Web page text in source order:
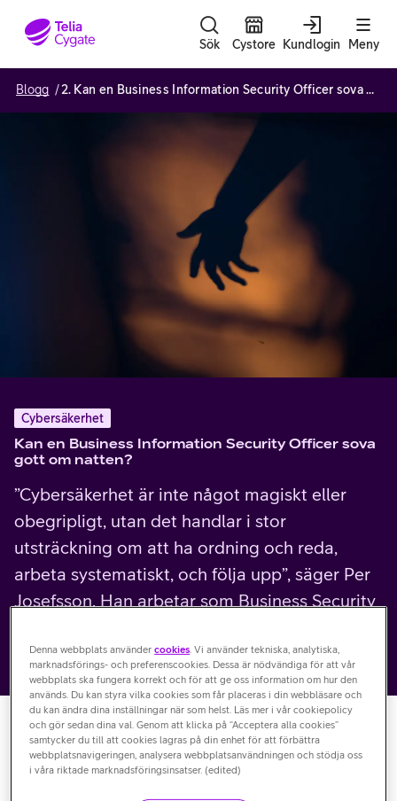
Gå till sidans innehåll
Sök Cystore Kundlogin Meny
Blogg 2. Kan en Business Information Security Officer sova gott om natten?
Cybersäkerhet
Kan en Business Information Security Officer sova
gott om natten?
”Cybersäkerhet är inte något magiskt eller
obegripligt, utan det handlar i stor
utsträckning om att ha ordning och reda,
arbeta systematiskt, och följa upp”, säger Per
Josefsson. Han arbetar som Business Security
andas säkerhet.
I en perfekt värld går det att göra en lista över allt som
krävs för att miljön ska vara säker och sedan beta av den.
Denna webbplats användercookies . Vi använder tekniska, analytiska,
marknadsförings- och preferenscookies. Dessa är nödvändiga för att vår
webbplats ska fungera korrekt och för att ge oss information om hur den
används. Du kan styra vilka cookies som får placeras i din webbläsare och
du kan ändra dina inställningar när som helst. Läs mer i vår cookiepolicy
och gör sedan dina val. Genom att klicka på “Acceptera alla cookies”
samtycker du till att cookies lagras på din enhet för att förbättra
webbplatsnavigeringen, analysera webbplatsanvändningen och stödja oss
i våra riktade marknadsföringsinsatser. (edited)